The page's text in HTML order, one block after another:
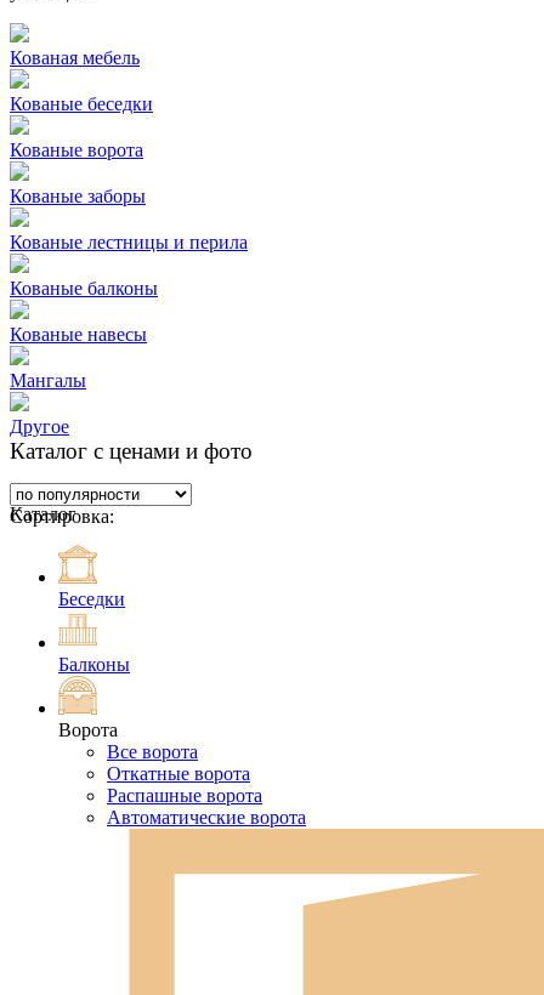
Кованая мебель
Кованые беседки
Кованые ворота
Кованые заборы
Кованые лестницы и перила
Кованые балконы
Кованые навесы
Мангалы
Другое
Каталог с ценами и фото
Сортировка:
Каталог
Беседки
Балконы
Ворота
Все ворота
Откатные ворота
Распашные ворота
Автоматические ворота